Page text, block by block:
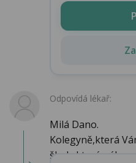
Odpovídá lékař:
Milá Dano.
Kolegyně,která
školy,která nálezy